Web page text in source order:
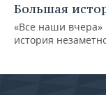
Большая
«Все наши вчера»
история